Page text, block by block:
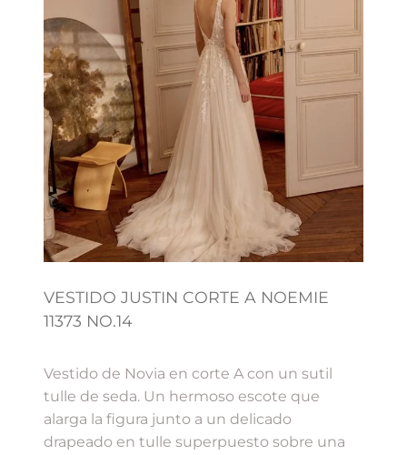
VESTIDO JUSTIN CORTE A NOEMIE
11373 NO.14
Vestido de Novia en corte A con un sutil
tulle de seda. Un hermoso escote que
alarga la figura junto a un delicado
drapeado en tulle superpuesto sobre una